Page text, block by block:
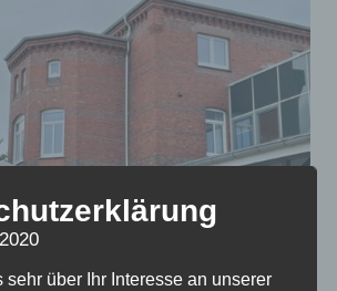
sehr über Ihr Interesse an unserer